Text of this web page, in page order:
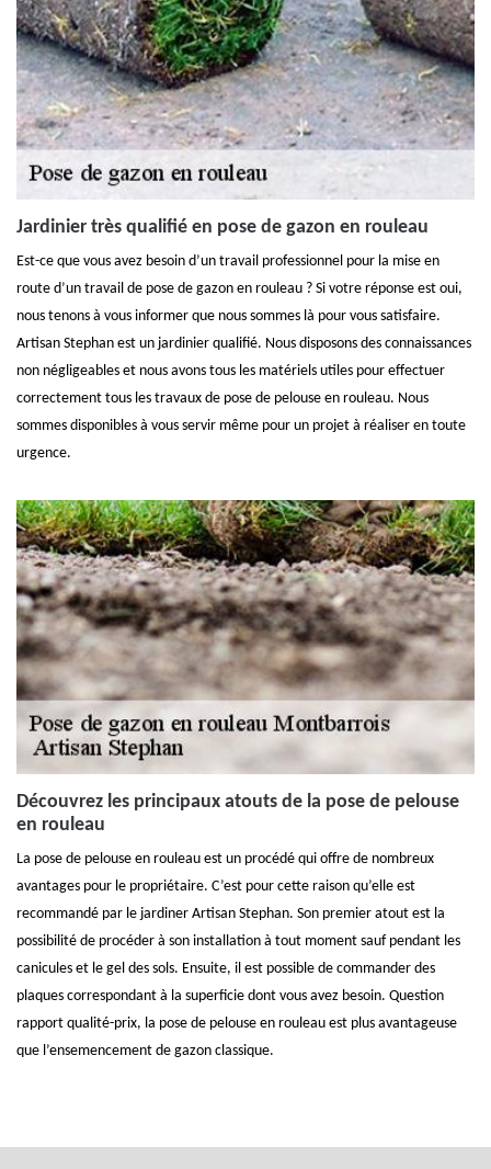
Jardinier très qualifié en pose de gazon en rouleau
Est-ce que vous avez besoin d’un travail professionnel pour la mise en
route d’un travail de pose de gazon en rouleau ? Si votre réponse est oui,
nous tenons à vous informer que nous sommes là pour vous satisfaire.
Artisan Stephan est un jardinier qualifié. Nous disposons des connaissances
non négligeables et nous avons tous les matériels utiles pour effectuer
correctement tous les travaux de pose de pelouse en rouleau. Nous
sommes disponibles à vous servir même pour un projet à réaliser en toute
urgence.
Découvrez les principaux atouts de la pose de pelouse
en rouleau
La pose de pelouse en rouleau est un procédé qui offre de nombreux
avantages pour le propriétaire. C’est pour cette raison qu’elle est
recommandé par le jardiner Artisan Stephan. Son premier atout est la
possibilité de procéder à son installation à tout moment sauf pendant les
canicules et le gel des sols. Ensuite, il est possible de commander des
plaques correspondant à la superficie dont vous avez besoin. Question
rapport qualité-prix, la pose de pelouse en rouleau est plus avantageuse
que l’ensemencement de gazon classique.